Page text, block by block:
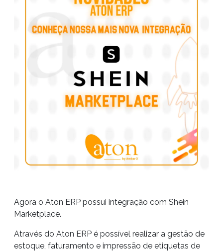
Agora o Aton ERP possui integração com Shein
Marketplace.
Através do Aton ERP é possível realizar a gestão de
estoque, faturamento e impressão de etiquetas de